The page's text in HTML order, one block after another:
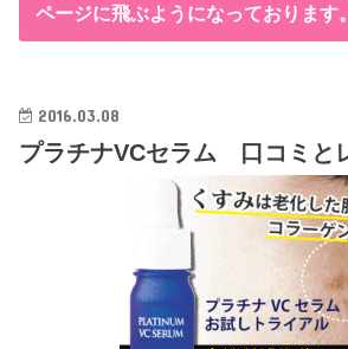
ページに飛ぶようになっております。
2016.03.08
プラチナVCセラム 口コミと